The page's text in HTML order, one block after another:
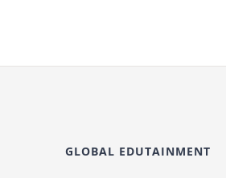
GLOBAL EDUTAINMENT